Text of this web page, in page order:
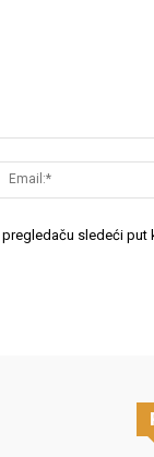
sledeći put